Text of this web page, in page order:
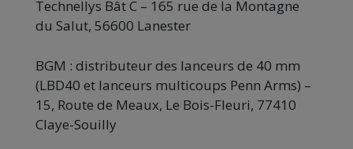
Technellys Bât C – 165 rue de la Montagne
du Salut, 56600 Lanester
BGM : distributeur des lanceurs de 40 mm
(LBD40 et lanceurs multicoups Penn Arms) –
15, Route de Meaux, Le Bois-Fleuri, 77410
Claye-Souilly